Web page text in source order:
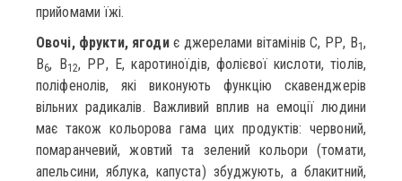
прийомами їжі.
Овочі, фрукти, ягодиє джерелами вітамінів С, РР, В1,
В6, В12, РР, Е, каротиноїдів, фолієвої кислоти, тіолів,
поліфенолів, які виконують функцію скавенджерів
вільних радикалів. Важливий вплив на емоції людини
має також кольорова гама цих продуктів: червоний,
помаранчевий, жовтий та зелений кольори (томати,
апельсини, яблука, капуста) збуджують, а блакитний,